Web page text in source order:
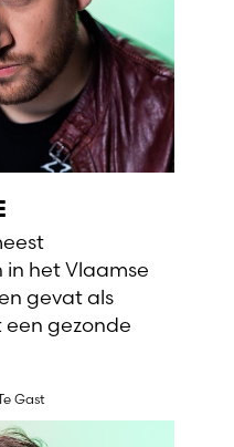
het Vlaamse
gevat als
gezonde
Gast